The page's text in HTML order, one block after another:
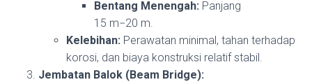
Bentang Menengah: Panjang
15 m−20 m.
Kelebihan: Perawatan minimal, tahan terhadap
korosi, dan biaya konstruksi relatif stabil.
Jembatan Balok (Beam Bridge):